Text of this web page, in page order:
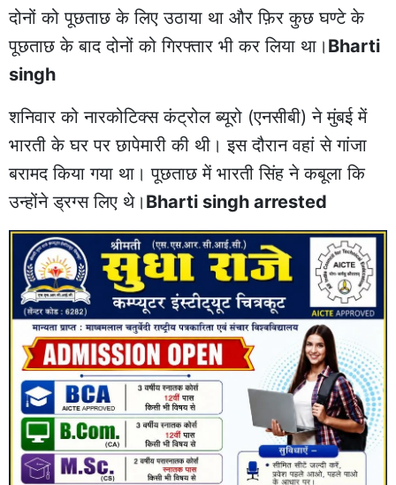
दोनों को पूछताछ के लिए उठाया था और फ़िर कुछ घण्टे के
पूछताछ के बाद दोनों को गिरफ्तार भी कर लिया था। Bharti
singh
शनिवार को नारकोटिक्स कंट्रोल ब्यूरो (एनसीबी) ने मुंबई में
भारती के घर पर छापेमारी की थी। इस दौरान वहां से गांजा
बरामद किया गया था। पूछताछ में भारती सिंह ने कबूला कि
उन्होंने ड्रग्स लिए थे। Bharti singh arrested